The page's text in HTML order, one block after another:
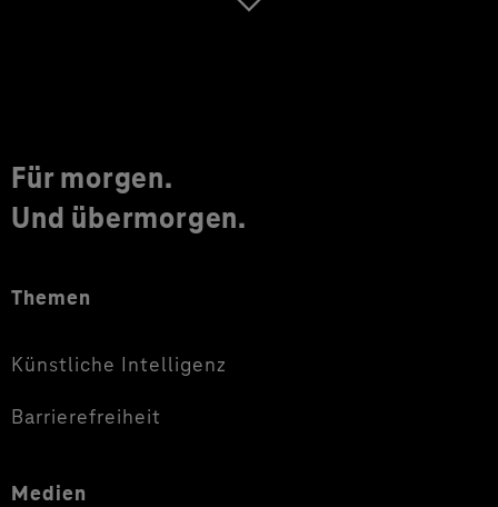
Für morgen.
Und übermorgen.
Themen
Künstliche Intelligenz
Barrierefreiheit
Medien